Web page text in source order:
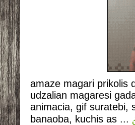
amaze magari prikolis
udzalian magaresi
animacia, gif suratebi,
banaoba, kuchis as ...